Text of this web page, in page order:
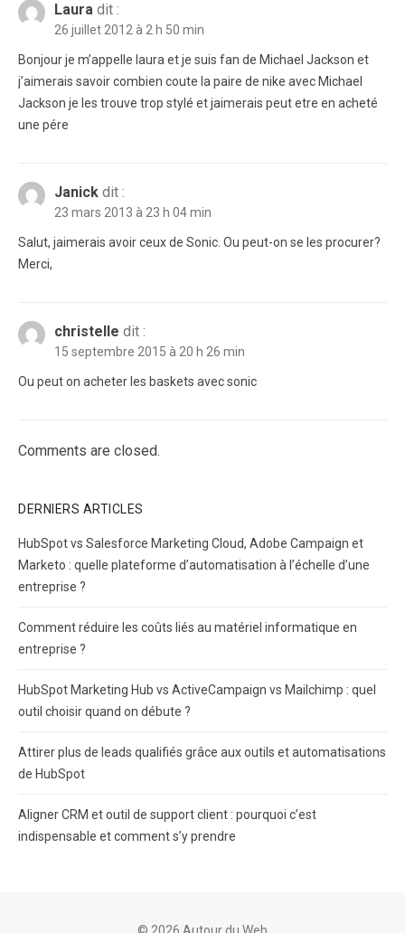
Laura dit :
26 juillet 2012 à 2 h 50 min
Bonjour je m’appelle laura et je suis fan de Michael Jackson et
j’aimerais savoir combien coute la paire de nike avec Michael
Jackson je les trouve trop stylé et jaimerais peut etre en acheté
une pére
Janick dit :
23 mars 2013 à 23 h 04 min
Salut, jaimerais avoir ceux de Sonic. Ou peut-on se les procurer?
Merci,
christelle dit :
15 septembre 2015 à 20 h 26 min
Ou peut on acheter les baskets avec sonic
Comments are closed.
DERNIERS ARTICLES
HubSpot vs Salesforce Marketing Cloud, Adobe Campaign et
Marketo : quelle plateforme d’automatisation à l’échelle d’une
entreprise ?
Comment réduire les coûts liés au matériel informatique en
entreprise ?
HubSpot Marketing Hub vs ActiveCampaign vs Mailchimp : quel
outil choisir quand on débute ?
Attirer plus de leads qualifiés grâce aux outils et automatisations
de HubSpot
Aligner CRM et outil de support client : pourquoi c’est
indispensable et comment s’y prendre